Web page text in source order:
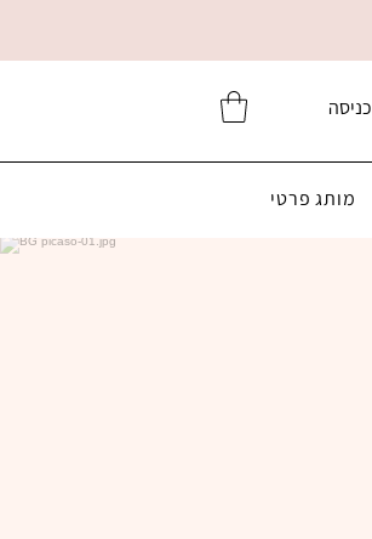
כניסה
מותג פרטי